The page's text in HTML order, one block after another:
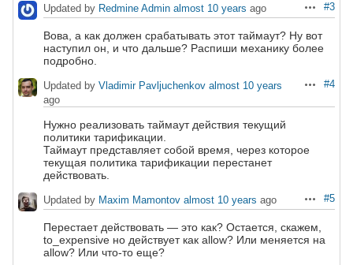
Actions
#3
Updated by Redmine Admin almost 10 years ago
Вова, а как должен срабатывать этот таймаут? Ну вот
наступил он, и что дальше? Распиши механику более
подробно.
Actions
#4
Updated by Vladimir Pavljuchenkov almost 10 years
ago
Нужно реализовать таймаут действия текущий
политики тарификации.
Таймаут представляет собой время, через которое
текущая политика тарификации перестанет
действовать.
Actions
#5
Updated by Maxim Mamontov almost 10 years ago
Перестает действовать — это как? Остается, скажем,
to_expensive но действует как allow? Или меняется на
allow? Или что-то еще?